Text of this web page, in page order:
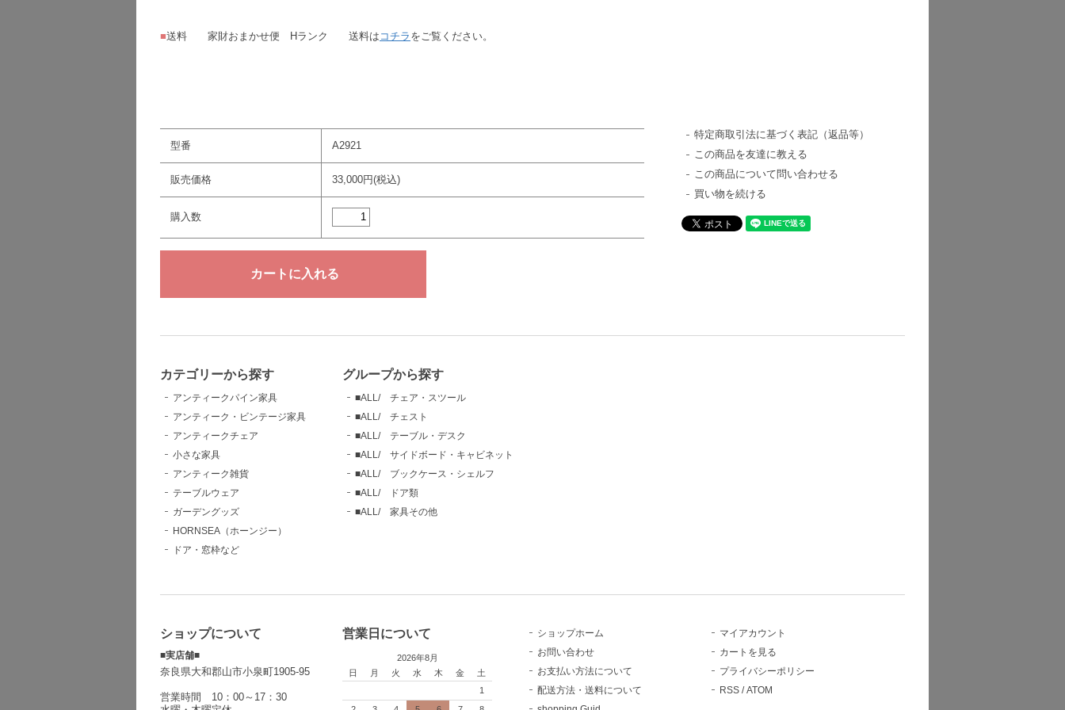
■送料 家財おまかせ便 Hランク 送料は コチラ をご覧ください。
型番 A2921
販売価格 33,000円(税込)
購入数
特定商取引法に基づく表記（返品等）
この商品を友達に教える
この商品について問い合わせる
買い物を続ける
カテゴリーから探す
アンティークパイン家具
アンティーク・ビンテージ家具
アンティークチェア
小さな家具
アンティーク雑貨
テーブルウェア
ガーデングッズ
HORNSEA（ホーンジー）
ドア・窓枠など
グループから探す
■ALL/ チェア・スツール
■ALL/ チェスト
■ALL/ テーブル・デスク
■ALL/ サイドボード・キャビネット
■ALL/ ブックケース・シェルフ
■ALL/ ドア類
■ALL/ 家具その他
ショップについて
■実店舗■
奈良県大和郡山市小泉町1905-95
営業時間 10：00～17：30
営業日について
2026年8月
日
月 火 水 木 金
土
1
ショップホーム
お問い合わせ
お支払い方法について
配送方法・送料について
マイアカウント
カートを見る
プライバシーポリシー
RSS /ATOM